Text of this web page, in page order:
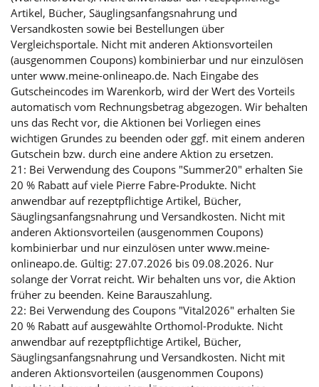
Artikel, Bücher, Säuglingsanfangsnahrung und
Versandkosten sowie bei Bestellungen über
Vergleichsportale. Nicht mit anderen Aktionsvorteilen
(ausgenommen Coupons) kombinierbar und nur einzulösen
unter www.meine-onlineapo.de. Nach Eingabe des
Gutscheincodes im Warenkorb, wird der Wert des Vorteils
automatisch vom Rechnungsbetrag abgezogen. Wir behalten
uns das Recht vor, die Aktionen bei Vorliegen eines
wichtigen Grundes zu beenden oder ggf. mit einem anderen
Gutschein bzw. durch eine andere Aktion zu ersetzen.
21: Bei Verwendung des Coupons "Summer20" erhalten Sie
20 % Rabatt auf viele Pierre Fabre-Produkte. Nicht
anwendbar auf rezeptpflichtige Artikel, Bücher,
Säuglingsanfangsnahrung und Versandkosten. Nicht mit
anderen Aktionsvorteilen (ausgenommen Coupons)
kombinierbar und nur einzulösen unter www.meine-
onlineapo.de. Gültig: 27.07.2026 bis 09.08.2026. Nur
solange der Vorrat reicht. Wir behalten uns vor, die Aktion
früher zu beenden. Keine Barauszahlung.
22: Bei Verwendung des Coupons "Vital2026" erhalten Sie
20 % Rabatt auf ausgewählte Orthomol-Produkte. Nicht
anwendbar auf rezeptpflichtige Artikel, Bücher,
Säuglingsanfangsnahrung und Versandkosten. Nicht mit
anderen Aktionsvorteilen (ausgenommen Coupons)